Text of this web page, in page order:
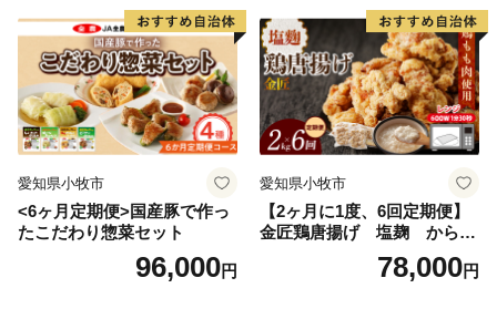
愛知県小牧市
<6ヶ月定期便>国産豚で作っ
たこだわり惣菜セット
96,000円
愛知県小牧市
【2ヶ月に1度、6回定期便】
金匠鶏唐揚げ 塩麹 からあ
78,000円